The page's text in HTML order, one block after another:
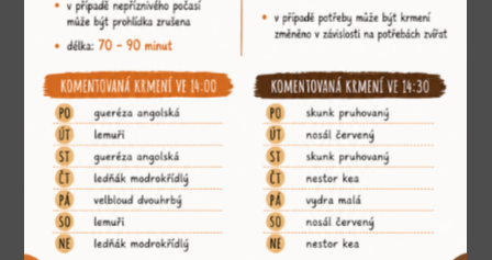
KOČKA RYBÁŘSKÁ
5 000 Kč / rok
adoptovat